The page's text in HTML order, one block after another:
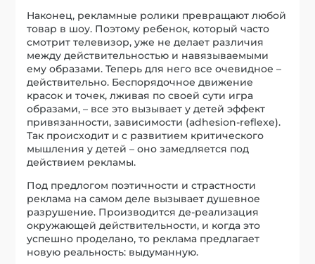
Наконец, рекламные ролики превращают любой
товар в шоу. Поэтому ребенок, который часто
смотрит телевизор, уже не делает различия
между действительностью и навязываемыми
ему образами. Теперь для него все очевидное –
действительно. Беспорядочное движение
красок и точек, лживая по своей сути игра
образами, – все это вызывает у детей эффект
привязанности, зависимости (adhesion-reflexe).
Так происходит и с развитием критического
мышления у детей – оно замедляется под
действием рекламы.
Под предлогом поэтичности и страстности
реклама на самом деле вызывает душевное
разрушение. Производится де-реализация
окружающей действительности, и когда это
успешно проделано, то реклама предлагает
новую реальность: выдуманную.